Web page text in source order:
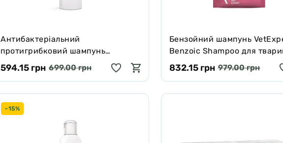
Антибактеріальний
протигрибковий шампунь
VetExpert Specialist Shampoo для
котів та собак, 250 мл
594.15 грн 699.00 грн
Бензойний шампунь
Benzoic Shampoo для
жирною шкірою та шерстю,
мл
832.15 грн 979.00 грн
-15%